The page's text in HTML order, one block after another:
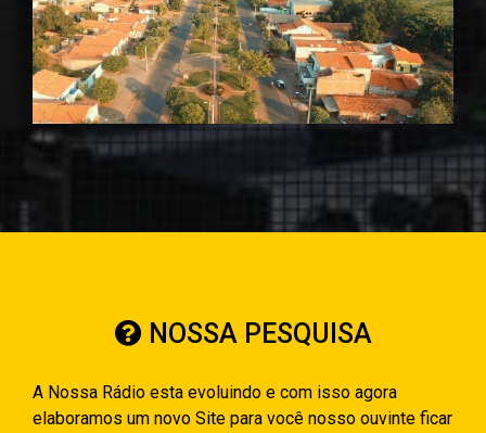
NOSSA PESQUISA
A Nossa Rádio esta evoluindo e com isso agora
elaboramos um novo Site para você nosso ouvinte ficar